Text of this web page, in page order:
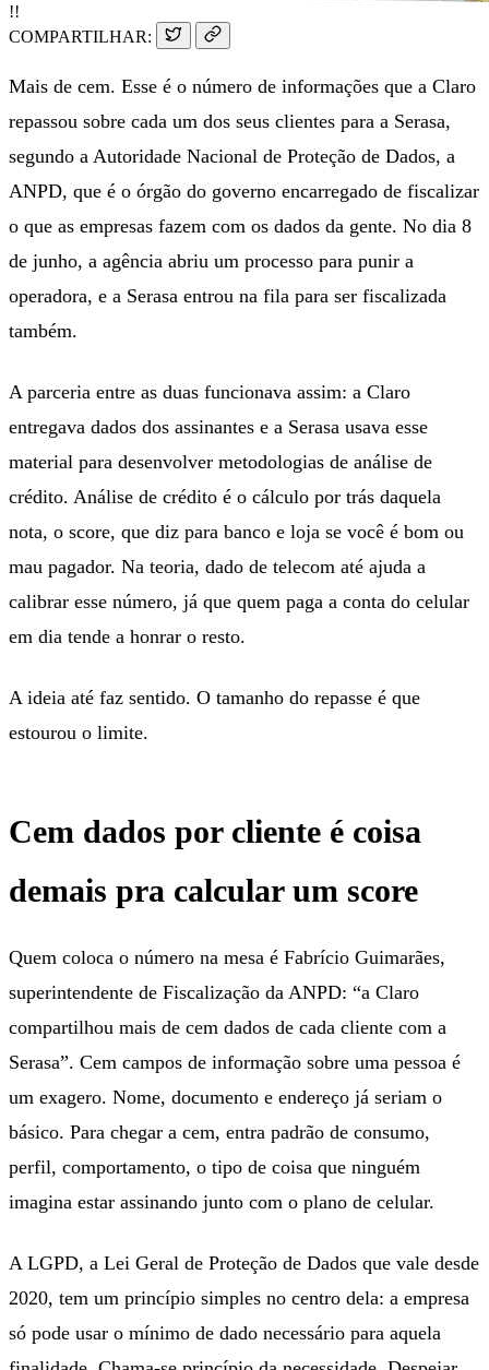
!!
COMPARTILHAR:
Mais de cem. Esse é o número de informações que a Claro
repassou sobre cada um dos seus clientes para a Serasa,
segundo a Autoridade Nacional de Proteção de Dados, a
ANPD, que é o órgão do governo encarregado de fiscalizar
o que as empresas fazem com os dados da gente. No dia 8
de junho, a agência abriu um processo para punir a
operadora, e a Serasa entrou na fila para ser fiscalizada
também.
A parceria entre as duas funcionava assim: a Claro
entregava dados dos assinantes e a Serasa usava esse
material para desenvolver metodologias de análise de
crédito. Análise de crédito é o cálculo por trás daquela
nota, o score, que diz para banco e loja se você é bom ou
mau pagador. Na teoria, dado de telecom até ajuda a
calibrar esse número, já que quem paga a conta do celular
em dia tende a honrar o resto.
A ideia até faz sentido. O tamanho do repasse é que
estourou o limite.
Cem dados por cliente é coisa
demais pra calcular um score
Quem coloca o número na mesa é Fabrício Guimarães,
superintendente de Fiscalização da ANPD: “a Claro
compartilhou mais de cem dados de cada cliente com a
Serasa”. Cem campos de informação sobre uma pessoa é
um exagero. Nome, documento e endereço já seriam o
básico. Para chegar a cem, entra padrão de consumo,
perfil, comportamento, o tipo de coisa que ninguém
imagina estar assinando junto com o plano de celular.
A LGPD, a Lei Geral de Proteção de Dados que vale desde
2020, tem um princípio simples no centro dela: a empresa
só pode usar o mínimo de dado necessário para aquela